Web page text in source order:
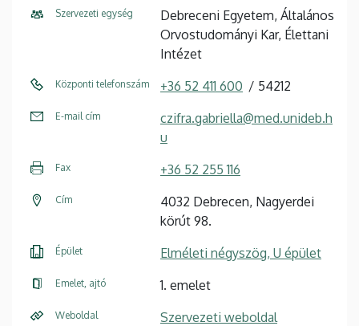
Szervezeti egység
Debreceni Egyetem, Általános
Orvostudományi Kar, Élettani
Intézet
Központi telefonszám +36 52 411 600 54212
E-mail cím
czifra.gabriella@med.unideb.h
u
Fax +36 52 255 116
Cím
4032 Debrecen, Nagyerdei
körút 98.
Épület Elméleti négyszög, U épület
Emelet, ajtó 1. emelet
Weboldal
Szervezeti weboldal